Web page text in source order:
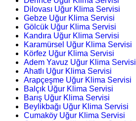
Dilovası Uğur Klima Servisi
Gebze Uğur Klima Servisi
Gölcük Uğur Klima Servisi
Kandıra Uğur Klima Servisi
Karamürsel Uğur Klima Servisi
Körfez Uğur Klima Servisi
Adem Yavuz Uğur Klima Servisi
Ahatlı Uğur Klima Servisi
Arapçeşme Uğur Klima Servisi
Balçık Uğur Klima Servisi
Barış Uğur Klima Servisi
Beylikbağı Uğur Klima Servisi
Cumaköy Uğur Klima Servisi